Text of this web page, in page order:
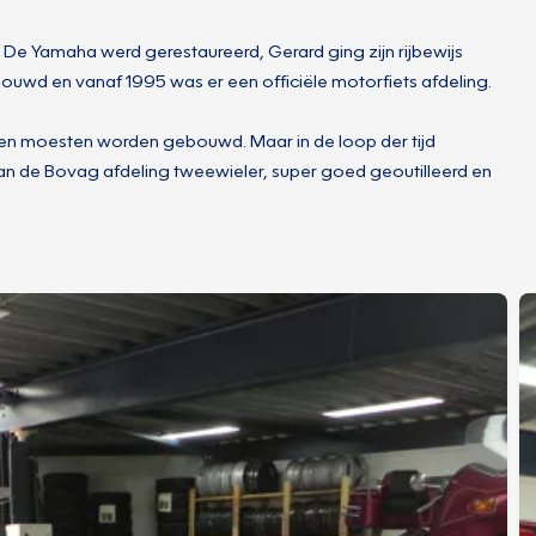
Yamaha werd gerestaureerd, Gerard ging zijn rijbewijs
en vanaf 1995 was er een officiële motorfiets afdeling.
moesten worden gebouwd. Maar in de loop der tijd
de Bovag afdeling tweewieler, super goed geoutilleerd en